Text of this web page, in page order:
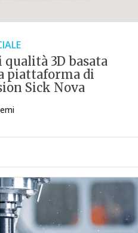
qualità 3D basata
piattaforma di
Sick Nova